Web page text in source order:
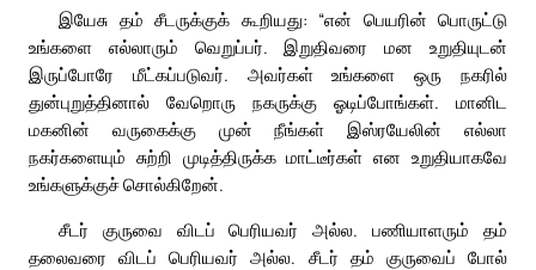
இயேசு தம் சீடருக்குக் கூறியது: “என் பெயரின் பொருட்டு
உங்களை எல்லாரும் வெறுப்பர். இறுதிவரை மன உறுதியுடன்
இருப்போரே மீட்கப்படுவர். அவர்கள் உங்களை ஒரு நகரில்
துன்புறுத்தினால் வேறொரு நகருக்கு ஓடிப்போங்கள். மானிட
மகனின் வருகைக்கு முன் நீங்கள் இஸ்ரயேலின் எல்லா
நகர்களையும் சுற்றி முடித்திருக்க மாட்டீர்கள் என உறுதியாகவே
உங்களுக்குச் சொல்கிறேன்.
சீடர் குருவை விடப் பெரியவர் அல்ல. பணியாளரும் தம்
தலைவரை விடப் பெரியவர் அல்ல. சீடர் தம் குருவைப் போல்